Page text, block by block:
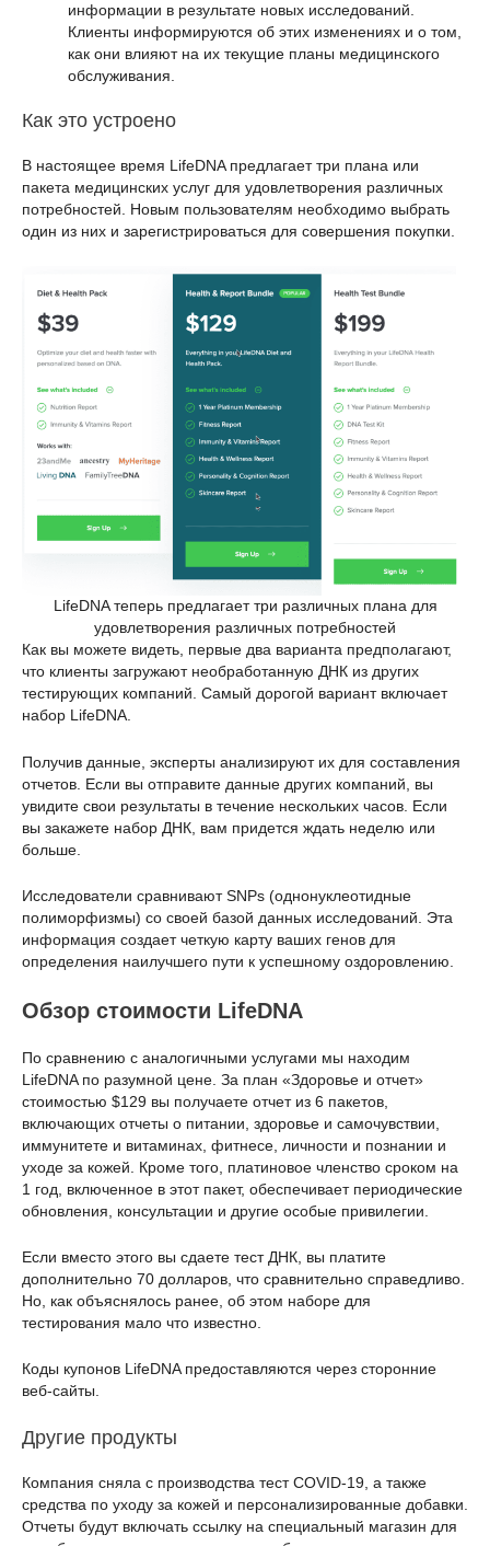
информации в результате новых исследований.
Клиенты информируются об этих изменениях и о том,
как они влияют на их текущие планы медицинского
обслуживания.
Как это устроено
В настоящее время LifeDNA предлагает три плана или
пакета медицинских услуг для удовлетворения различных
потребностей. Новым пользователям необходимо выбрать
один из них и зарегистрироваться для совершения покупки.
LifeDNA теперь предлагает три различных плана для
удовлетворения различных потребностей
Как вы можете видеть, первые два варианта предполагают,
что клиенты загружают необработанную ДНК из других
тестирующих компаний. Самый дорогой вариант включает
набор LifeDNA.
Получив данные, эксперты анализируют их для составления
отчетов. Если вы отправите данные других компаний, вы
увидите свои результаты в течение нескольких часов. Если
вы закажете набор ДНК, вам придется ждать неделю или
больше.
Исследователи сравнивают SNPs (однонуклеотидные
полиморфизмы) со своей базой данных исследований. Эта
информация создает четкую карту ваших генов для
определения наилучшего пути к успешному оздоровлению.
Обзор стоимости LifeDNA
По сравнению с аналогичными услугами мы находим
LifeDNA по разумной цене. За план «Здоровье и отчет»
стоимостью $129 вы получаете отчет из 6 пакетов,
включающих отчеты о питании, здоровье и самочувствии,
иммунитете и витаминах, фитнесе, личности и познании и
уходе за кожей. Кроме того, платиновое членство сроком на
1 год, включенное в этот пакет, обеспечивает периодические
обновления, консультации и другие особые привилегии.
Если вместо этого вы сдаете тест ДНК, вы платите
дополнительно 70 долларов, что сравнительно справедливо.
Но, как объяснялось ранее, об этом наборе для
тестирования мало что известно.
Коды купонов LifeDNA предоставляются через сторонние
веб-сайты.
Другие продукты
Компания сняла с производства тест COVID-19, а также
средства по уходу за кожей и персонализированные добавки.
Отчеты будут включать ссылку на специальный магазин для